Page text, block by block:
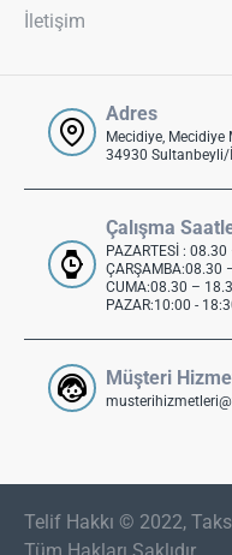
İletişim
Adres
Mecidiye, Mecidiye
34930 Sultanbeyli/
Çalışma
PAZARTESİ :
ÇARŞAMBA:08.30
CUMA:08.30 –
PAZAR:10:00 -
Müşteri
Telif Hakkı © 2022,